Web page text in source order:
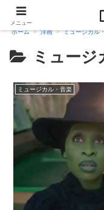
ホーム 洋画 ミュージカル
ミュージ
ミュージカル・音楽
メニュー